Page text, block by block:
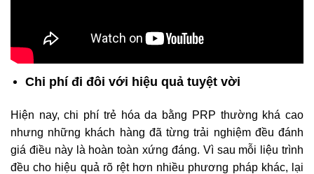
Chi phí đi đôi với hiệu quả tuyệt vời
Hiện nay, chi phí trẻ hóa da bằng PRP thường khá cao
nhưng những khách hàng đã từng trải nghiệm đều đánh
giá điều này là hoàn toàn xứng đáng. Vì sau mỗi liệu trình
đều cho hiệu quả rõ rệt hơn nhiều phương pháp khác, lại